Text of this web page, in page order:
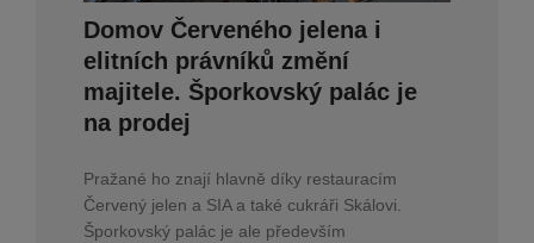
Domov Červeného jelena i
elitních právníků změní
majitele. Šporkovský palác je
na prodej
Pražané ho znají hlavně díky restauracím
Červený jelen a SIA a také cukráři Skálovi.
Šporkovský palác je ale především